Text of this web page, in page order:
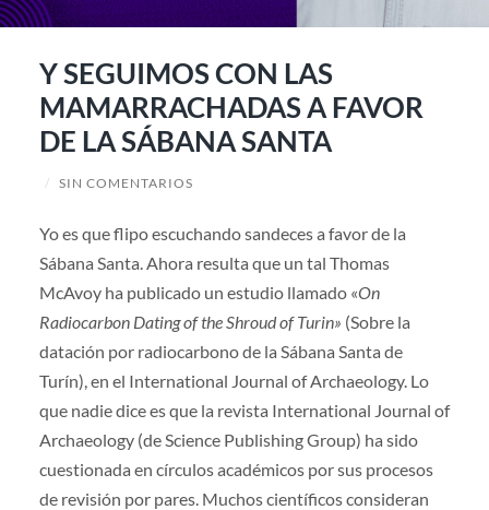
Y SEGUIMOS CON LAS
MAMARRACHADAS A FAVOR
DE LA SÁBANA SANTA
/ SIN COMENTARIOS
Yo es que flipo escuchando sandeces a favor de la
Sábana Santa. Ahora resulta que un tal Thomas
McAvoy ha publicado un estudio llamado «On
Radiocarbon Dating of the Shroud of Turin» (Sobre la
datación por radiocarbono de la Sábana Santa de
Turín), en el International Journal of Archaeology. Lo
que nadie dice es que la revista International Journal of
Archaeology (de Science Publishing Group) ha sido
cuestionada en círculos académicos por sus procesos
de revisión por pares. Muchos científicos consideran